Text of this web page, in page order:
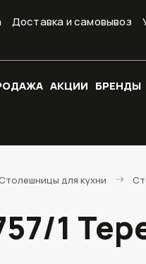
Доставка и самовывоз
АКЦИИ БРЕНДЫ
для кухни
1